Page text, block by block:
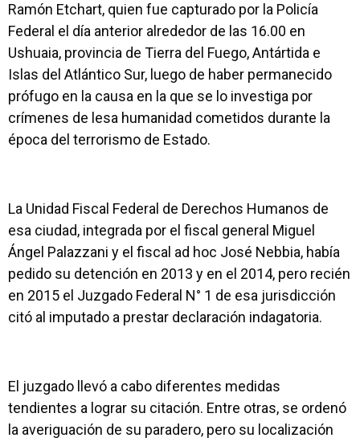
Ramón Etchart, quien fue capturado por la Policía
Federal el día anterior alrededor de las 16.00 en
Ushuaia, provincia de Tierra del Fuego,Antártida e
Islas del Atlántico Sur, luego de haber permanecido
prófugo en la causa en la que se lo investiga por
crímenes de lesa humanidad cometidos durante la
época del terrorismo de Estado.
La Unidad Fiscal Federal de Derechos Humanos de
esa ciudad, integrada por el fiscal general Miguel
Ángel Palazzani y el fiscal ad hoc José Nebbia, había
pedido su detención en 2013 y en el 2014, pero recién
en 2015 el Juzgado Federal N° 1 de esa jurisdicción
citó al imputado a prestar declaración indagatoria.
El juzgado llevó a cabo diferentes medidas
tendientes a lograr su citación. Entre otras, se ordenó
la averiguación de su paradero, pero su localización